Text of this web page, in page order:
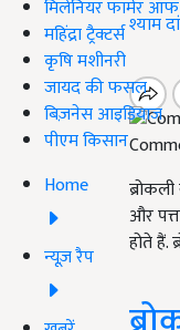
मिलेनियर फार्मर ऑफ
महिंद्रा ट्रैक्टर्स
कृषि मशीनरी
जायद की फसल
बिज़नेस आइडियाज
पीएम किसान
Home
न्यूज़ रैप
श्याम
और
होते हैं.